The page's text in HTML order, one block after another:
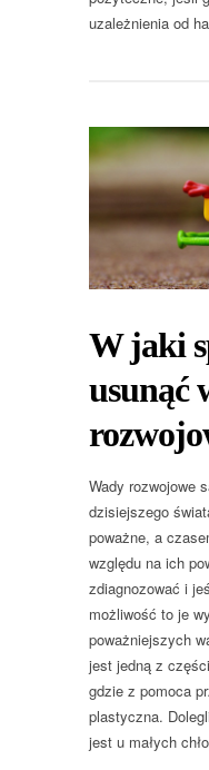
uzależnienia od
W jaki
usunąć
Wady rozwojowe
dzisiejszego
poważne, a
względu na ich
zdiagnozować i
możliwość to je
poważniejszych
jest jedną z
gdzie z pomoca
plastyczna.
jest u małych